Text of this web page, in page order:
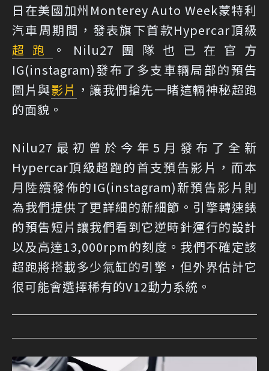
日在美國加州Monterey Auto Week蒙特利
汽車周期間，發表旗下首款Hypercar頂級
超跑
。Nilu27團隊也已在官方
IG(instagram)發布了多支車輛局部的預告
圖片與影片 ，讓我們搶先一睹這輛神秘超跑
的面貌。
Nilu27最初曾於今年5月發布了全新
Hypercar頂級超跑的首支預告影片，而本
月陸續發佈的IG(instagram)新預告影片則
為我們提供了更詳細的新細節。引擎轉速錶
的預告短片讓我們看到它逆時針運行的設計
以及高達13,000rpm的刻度。我們不確定該
超跑將搭載多少氣缸的引擎，但外界估計它
很可能會選擇稀有的V12動力系統。